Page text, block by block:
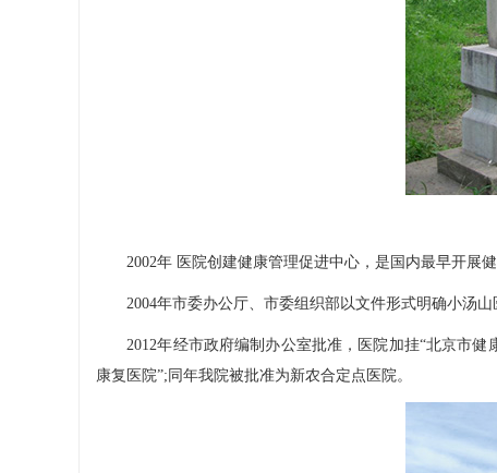
2002年 医院创建健康管理促进中心，是国内最早开展健
2004年市委办公厅、市委组织部以文件形式明确小汤山
2012年经市政府编制办公室批准，医院加挂“北京市健
康复医院”;同年我院被批准为新农合定点医院。